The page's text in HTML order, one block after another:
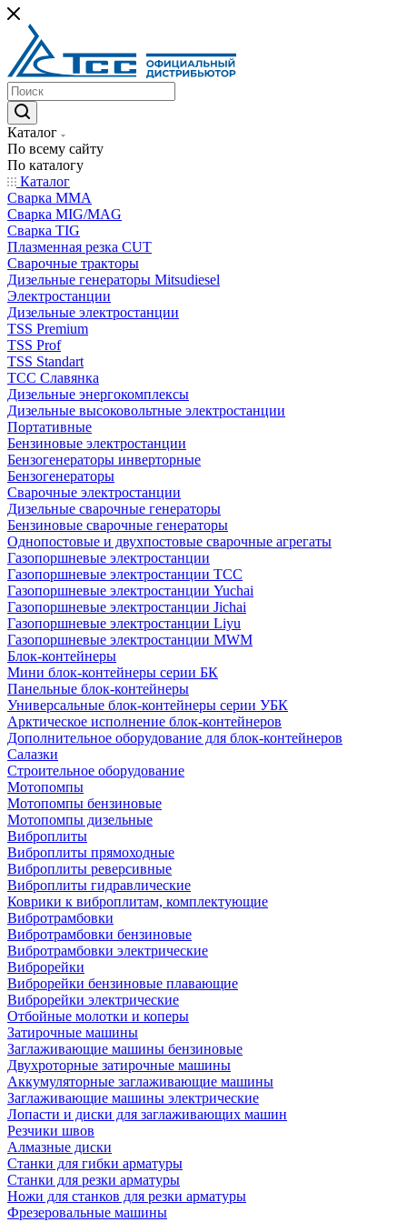
Каталог
По всему сайту
По каталогу
Каталог
Сварка MMA
Сварка MIG/MAG
Сварка TIG
Плазменная резка CUT
Сварочные тракторы
Дизельные генераторы Mitsudiesel
Электростанции
Дизельные электростанции
TSS Premium
TSS Prof
TSS Standart
ТСС Славянка
Дизельные энергокомплексы
Дизельные высоковольтные электростанции
Портативные
Бензиновые электростанции
Бензогенераторы инверторные
Бензогенераторы
Сварочные электростанции
Дизельные сварочные генераторы
Бензиновые сварочные генераторы
Однопостовые и двухпостовые сварочные агрегаты
Газопоршневые электростанции
Газопоршневые электростанции ТСС
Газопоршневые электростанции Yuchai
Газопоршневые электростанции Jichai
Газопоршневые электростанции Liyu
Газопоршневые электростанции MWM
Блок-контейнеры
Мини блок-контейнеры серии БК
Панельные блок-контейнеры
Универсальные блок-контейнеры серии УБК
Арктическое исполнение блок-контейнеров
Дополнительное оборудование для блок-контейнеров
Салазки
Строительное оборудование
Мотопомпы
Мотопомпы бензиновые
Мотопомпы дизельные
Виброплиты
Виброплиты прямоходные
Виброплиты реверсивные
Виброплиты гидравлические
Коврики к виброплитам, комплектующие
Вибротрамбовки
Вибротрамбовки бензиновые
Вибротрамбовки электрические
Виброрейки
Виброрейки бензиновые плавающие
Виброрейки электрические
Отбойные молотки и коперы
Затирочные машины
Заглаживающие машины бензиновые
Двухроторные затирочные машины
Аккумуляторные заглаживающие машины
Заглаживающие машины электрические
Лопасти и диски для заглаживающих машин
Резчики швов
Алмазные диски
Станки для гибки арматуры
Станки для резки арматуры
Ножи для станков для резки арматуры
Фрезеровальные машины